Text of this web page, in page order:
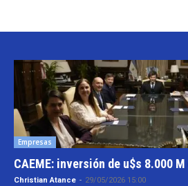
Empresas
CAEME: inversión de u$s 8.000
Christian Atance - 29/05/2026 15:00